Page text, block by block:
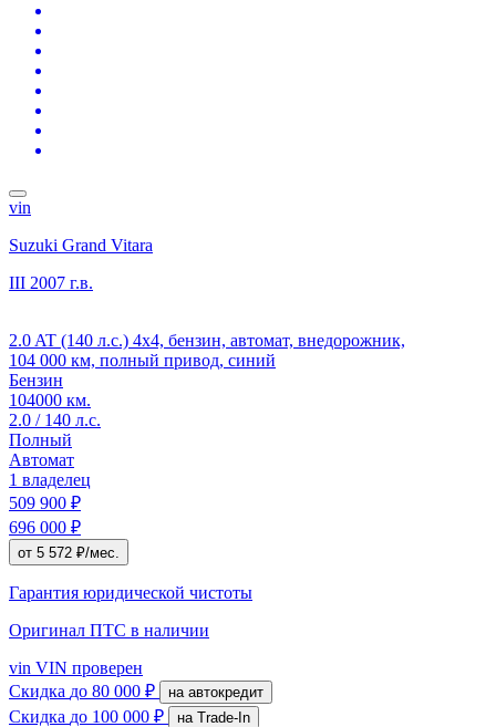
vin
Suzuki Grand Vitara
III 2007 г.в.
2.0 AT (140 л.с.) 4x4, бензин, автомат, внедорожник,
104 000 км, полный привод, синий
Бензин
104000 км.
2.0 / 140 л.с.
Полный
Автомат
1 владелец
509 900 ₽
696 000 ₽
от 5 572 ₽/мес.
Гарантия юридической чистоты
Оригинал ПТС в наличии
vin VIN проверен
Скидка до 80 000 ₽ на автокредит
Скидка до 100 000 ₽
на Trade-In